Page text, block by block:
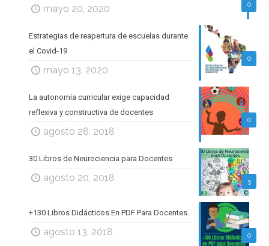
0
mayo 20, 2020
0
Estrategias de reapertura de escuelas durante
el Covid-19
mayo 13, 2020
0
La autonomía curricular exige capacidad
reflexiva y constructiva de docentes
agosto 28, 2018
5
30 Libros de Neurociencia para Docentes
agosto 20, 2018
0
+130 Libros Didácticos En PDF Para Docentes
agosto 13, 2018